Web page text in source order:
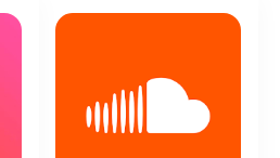
عبارتند از:
WMA، AAC و FLAC.
– امکان ایجاد لیست‌ های پخش